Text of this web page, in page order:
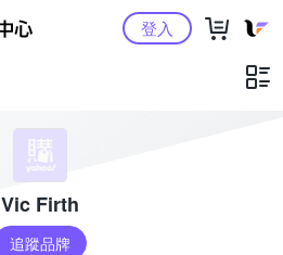
Yahoo購物中心登入
Vic Firth
追蹤品牌